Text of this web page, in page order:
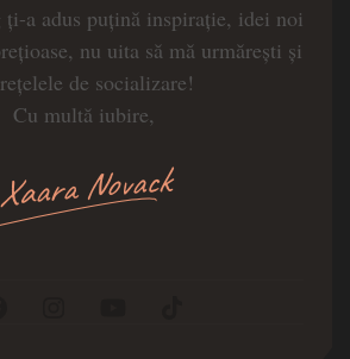
ți-a adus puțină inspirație, idei noi
nu uita să mă urmărești și
de socializare!
Cu multă iubire,
Xaara Novack